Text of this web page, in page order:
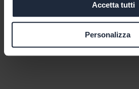
Accetta tutti
Personalizza